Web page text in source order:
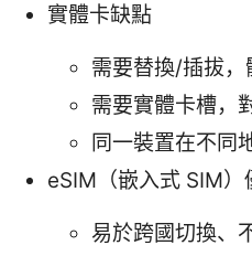
實體卡缺點
需要替換/插拔
需要實體卡槽，
同一裝置在不同
eSIM（嵌入式 SIM）
易於跨國切換、